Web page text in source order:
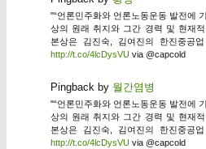
"“언론민주화와 언론노동운동 발전에
상의 원래 취지와 그간 경력 및 현재
본상은 김진숙, 김여진의 한진중공
http://t.co/4lcDysVUvia @capcold
Pingback by 월간염병
"“언론민주화와 언론노동운동 발전에
상의 원래 취지와 그간 경력 및 현재
본상은 김진숙, 김여진의 한진중공
http://t.co/4lcDysVUvia @capcold